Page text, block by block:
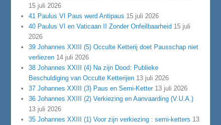
15 juli 2026
41 Paulus VI Paus werd Antipaus 15 juli 2026
40 Paulus VI en Vaticaan II Zonder Onfeilbaarheid 15 juli
2026
39 Johannes XXIII (5) Occulte Ketterij doet Pausschap niet
verliezen 14 juli 2026
38 Johannes XXIII (4) Na zijn Dood: Publieke
Beschuldiging van Occulte Ketterijen 13 juli 2026
37 Johannes XXIII (3) Paus en Semi-Ketter 13 juli 2026
36 Johannes XXIII (2) Verkiezing en Aanvaarding (V.U.A.)
13 juli 2026
35 Johannes XXIII (1) Voor zijn verkiezing : semi-ketters 13